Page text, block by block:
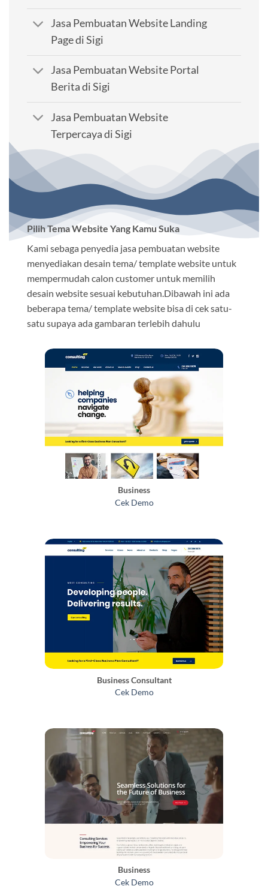
Jasa Pembuatan Website Landing
Page di Sigi
Jasa Pembuatan Website Portal
Berita di Sigi
Jasa Pembuatan Website
Terpercaya di Sigi
Pilih Tema Website Yang Kamu Suka
Kami sebaga penyedia jasa pembuatan website
menyediakan desain tema/ template website untuk
mempermudah calon customer untuk memilih
desain website sesuai kebutuhan.Dibawah ini ada
beberapa tema/ template website bisa di cek satu-
satu supaya ada gambaran terlebih dahulu
Business
Cek Demo
Business Consultant
Cek Demo
Business
Cek Demo